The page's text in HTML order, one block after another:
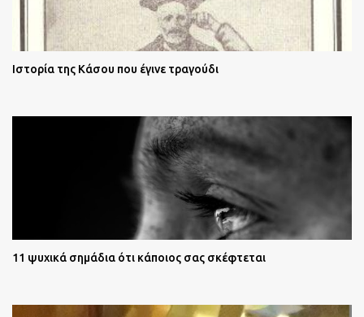
Ιστορία της Κάσου που έγινε τραγούδι
11 ψυχικά σημάδια ότι κάποιος σας σκέφτεται